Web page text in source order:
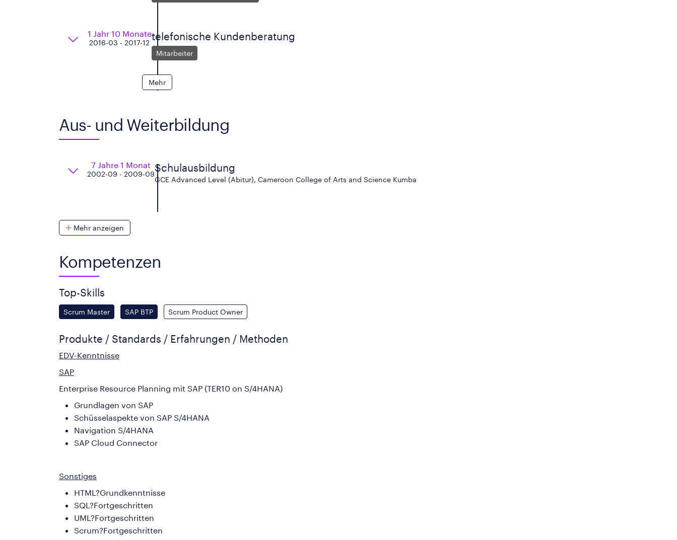
1 Jahr 10 Monate
2016-03 - 2017-12
telefonische Kundenberatung
Mitarbeiter
Mehr
Aus- und Weiterbildung
7 Jahre 1 Monat
2002-09 - 2009-09
Schulausbildung
GCE Advanced Level (Abitur), Cameroon College of Arts and Science Kumba
Mehr anzeigen
Kompetenzen
Top-Skills
Scrum Master SAP BTP Scrum Product Owner
Produkte / Standards / Erfahrungen / Methoden
EDV-Kenntnisse
SAP
Enterprise Resource Planning mit SAP (TER10 on S/4HANA)
Grundlagen von SAP
Schüsselaspekte von SAP S/4HANA
Navigation S/4HANA
SAP Cloud Connector
Sonstiges
HTML?Grundkenntnisse
SQL?Fortgeschritten
UML?Fortgeschritten
Scrum?Fortgeschritten